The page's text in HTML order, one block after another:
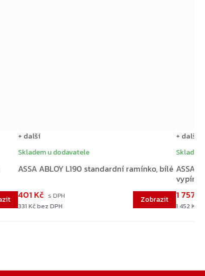
ASSA ABLOY L190 standardní ramínko, bílé
Skladem u dodavatele
331 Kč bez DPH
401 Kč
+ další
ASSA
1 452 Kč
1 757
+ další